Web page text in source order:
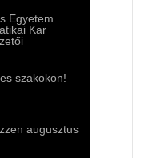
Egyetem
Kar
szakokon!
augusztus